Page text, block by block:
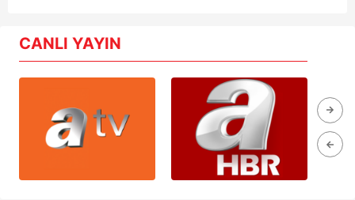
CANLI YAYIN